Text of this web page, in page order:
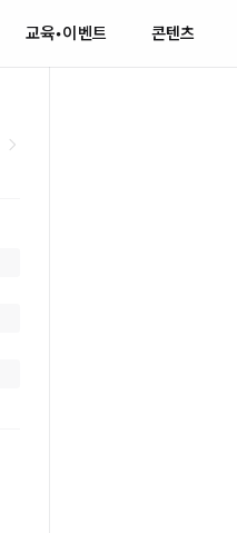
교육•이벤트 콘텐츠